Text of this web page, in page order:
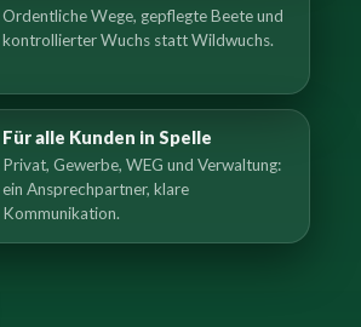
Ordentliche Wege, gepflegte Beete und
kontrollierter Wuchs statt Wildwuchs.
Für alle Kunden in Spelle
Privat, Gewerbe, WEG und Verwaltung:
ein Ansprechpartner, klare
Kommunikation.